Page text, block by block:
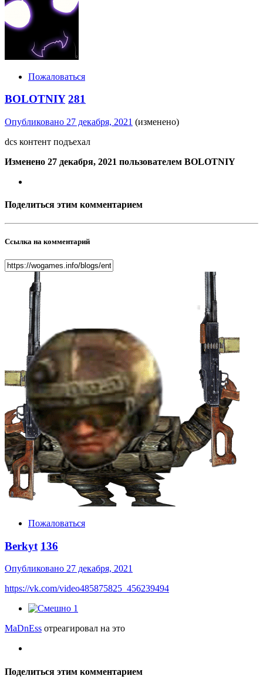
Пожаловаться
BOLOTNIY 281
Опубликовано 27 декабря, 2021 (изменено)
dcs контент подъехал
Изменено 27 декабря, 2021 пользователем BOLOTNIY
Поделиться этим комментарием
Ссылка на комментарий
Пожаловаться
Berkyt 136
Опубликовано 27 декабря, 2021
https://vk.com/video485875825_456239494
1
MaDnEss отреагировал на это
Поделиться этим комментарием